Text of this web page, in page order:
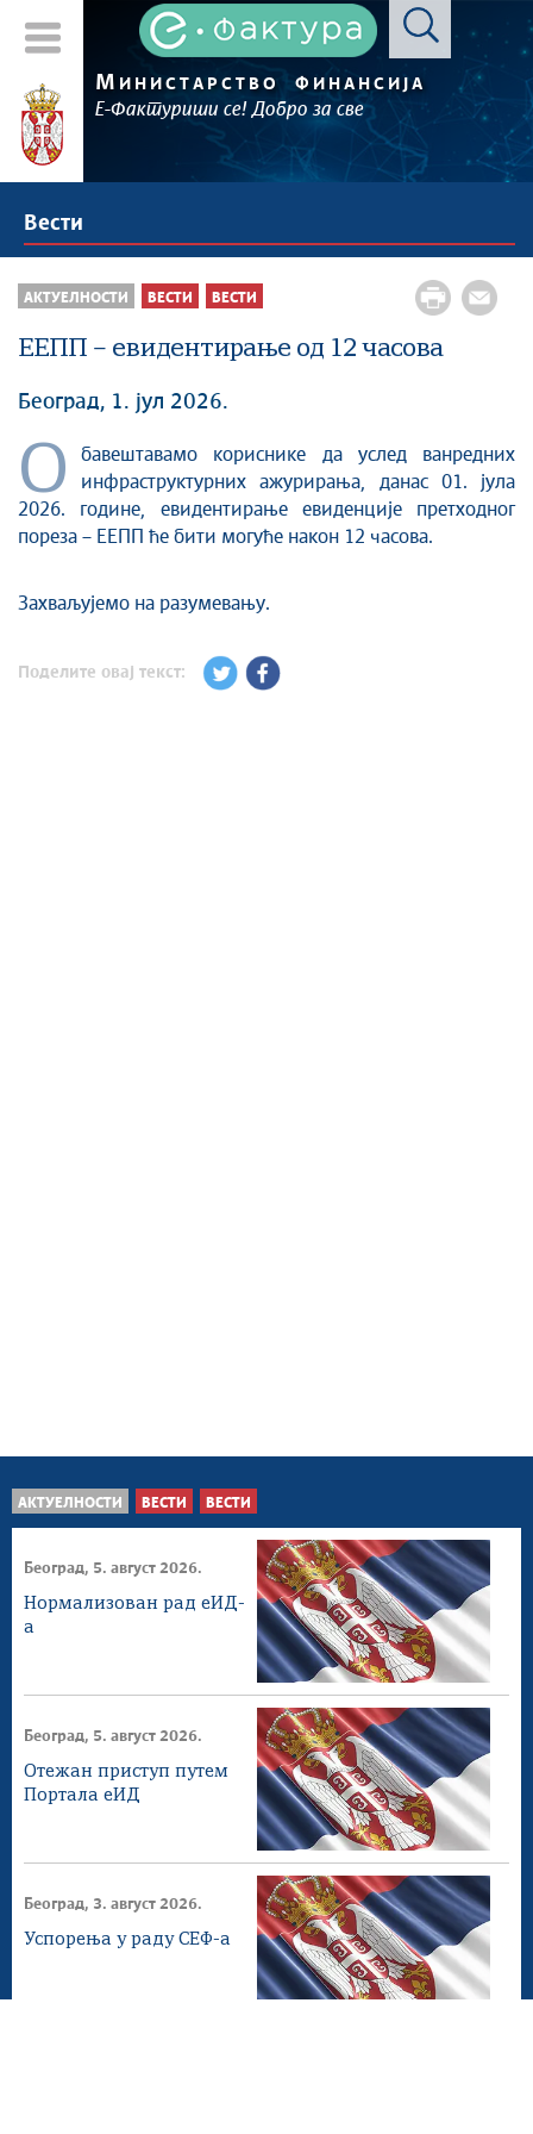
М ИНИСТАРСТВО ФИНАНСИЈА
Е-Фактуриши се! Добро за све
Вести
АКТУЕЛНОСТИ ВЕСТИ ВЕСТИ
ЕЕПП – евидентирање од 12 часова
Београд, 1. јул 2026.
О
бавештавамо кориснике да услед ванредних
инфраструктурних ажурирања, данас 01. јула
2026. године, евидентирање евиденције претходног
пореза – ЕЕПП ће бити могуће након 12 часова.
Захваљујемо на разумевању.
Поделите овај текст:
АКТУЕЛНОСТИ ВЕСТИ ВЕСТИ
Београд, 5. август 2026.
Нормализован рад еИД-
а
Београд, 5. август 2026.
Отежан приступ путем
Портала еИД
Београд, 3. август 2026.
Успорења у раду СЕФ-а